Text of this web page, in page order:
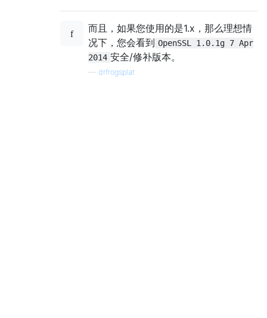
而且，如果您使用的是1.x，那么理想情
况下，您会看到 OpenSSL 1.0.1g 7 Apr
2014 安全/修补版本。
drfrogsplat